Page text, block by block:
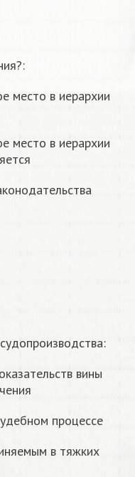
место в иерархии
место в иерархии
вины
процессе
в тяжких